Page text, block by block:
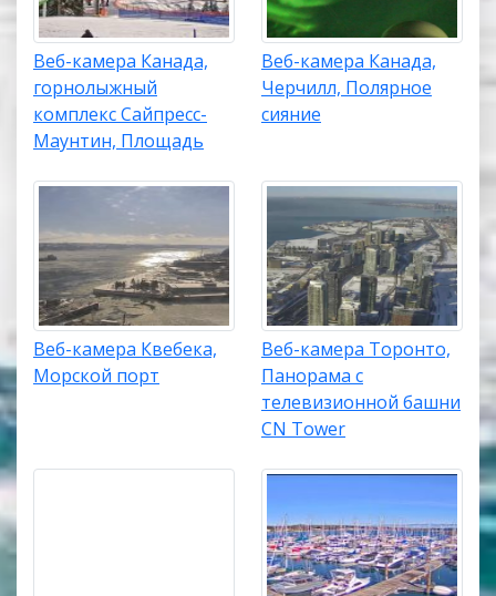
Веб-камера Канада,
горнолыжный
комплекс Сайпресс-
Маунтин, Площадь
Веб-камера Канада,
Черчилл, Полярное
сияние
Веб-камера Квебека,
Морской порт
Веб-камера Торонто,
Панорама с
телевизионной башни
CN Tower